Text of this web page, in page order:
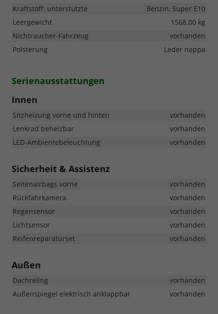
Kraftstoff: unterstützte
Benzin, Super E10
Leergewicht
1568.00 kg
Nichtraucher-Fahrzeug
vorhanden
Polsterung
Leder nappa
Serienausstattungen
Innen
Sitzheizung vorne und hinten
vorhanden
Lenkrad beheizbar
vorhanden
LED-Ambientebeleuchtung
vorhanden
Sicherheit & Assistenz
Seitenairbags vorne
vorhanden
Rückfahrkamera
vorhanden
Regensensor
vorhanden
Lichtsensor
vorhanden
Reifenreparaturset
vorhanden
Außen
Dachreling
vorhanden
Außenspiegel elektrisch anklappbar
vorhanden